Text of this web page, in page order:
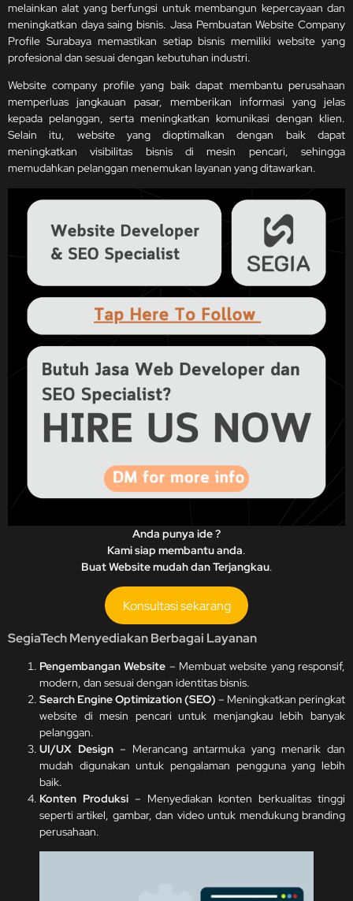
melainkan alat yang berfungsi untuk membangun kepercayaan dan
meningkatkan daya saing bisnis. Jasa Pembuatan Website Company
Profile Surabaya memastikan setiap bisnis memiliki website yang
profesional dan sesuai dengan kebutuhan industri.
Website company profile yang baik dapat membantu perusahaan
memperluas jangkauan pasar, memberikan informasi yang jelas
kepada pelanggan, serta meningkatkan komunikasi dengan klien.
Selain itu, website yang dioptimalkan dengan baik dapat
meningkatkan visibilitas bisnis di mesin pencari, sehingga
memudahkan pelanggan menemukan layanan yang ditawarkan.
Anda punya ide ?
Kami siap membantu anda.
Buat Website mudah dan Terjangkau.
Konsultasi sekarang
SegiaTech Menyediakan Berbagai Layanan
Pengembangan Website – Membuat website yang responsif,
modern, dan sesuai dengan identitas bisnis.
Search Engine Optimization (SEO) – Meningkatkan peringkat
website di mesin pencari untuk menjangkau lebih banyak
pelanggan.
UI/UX Design– Merancang antarmuka yang menarik dan
mudah digunakan untuk pengalaman pengguna yang lebih
baik.
Konten Produksi– Menyediakan konten berkualitas tinggi
seperti artikel, gambar, dan video untuk mendukung branding
perusahaan.